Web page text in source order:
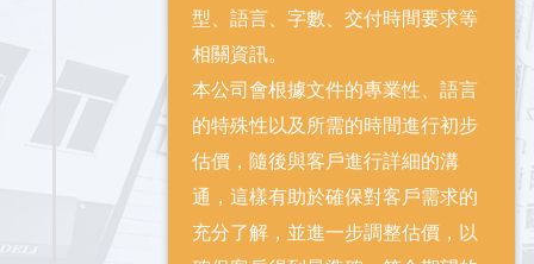
型、語言、字數、交付時間要求等
相關資訊。
本公司會根據文件的專業性、語言
的特殊性以及所需的時間進行初步
估價，隨後與客戶進行詳細的溝
通，這樣有助於確保對客戶需求的
充分了解，並進一步調整估價，以